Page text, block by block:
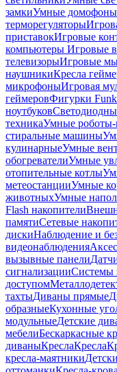
замкиУмные домофоны
терморегуляторы
приставокИгровые
компьютеры Игровые
телевизорыИгровые
наушникиКресла
микрофоныИгровая
геймеровФигурки
ноутбуков
техникаУмные
стиральные машины
кулинарныеУмные
обогревателиУмные
отопительные котлы
метеостанцииУмные
животныхУмные
Flash накопители
памятиСетевые
дискиНаблюдение и
видеонаблюдения
вызывные панели
сигнализацииСистемы
доступом
тахтыДиваны прямые
образныеКухонные
модульныеДетские
мебелиБескаркасные
диваныКреслаКресла
кресла-маятники